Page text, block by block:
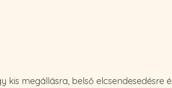
kis megállásra, belső elcsendesedésre